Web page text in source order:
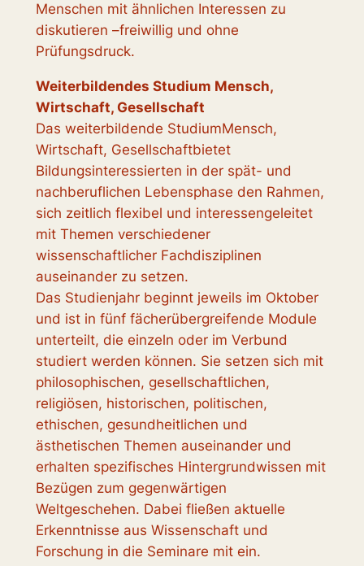
Menschen mit ähnlichen Interessen zu
diskutieren –freiwillig und ohne
Prüfungsdruck.
Weiterbildendes Studium Mensch,
Wirtschaft, Gesellschaft
Das weiterbildende StudiumMensch,
Wirtschaft, Gesellschaftbietet
Bildungsinteressierten in der spät- und
nachberuflichen Lebensphase den Rahmen,
sich zeitlich flexibel und interessengeleitet
mit Themen verschiedener
wissenschaftlicher Fachdisziplinen
auseinander zu setzen.
Das Studienjahr beginnt jeweils im Oktober
und ist in fünf fächerübergreifende Module
unterteilt, die einzeln oder im Verbund
studiert werden können. Sie setzen sich mit
philosophischen, gesellschaftlichen,
religiösen, historischen, politischen,
ethischen, gesundheitlichen und
ästhetischen Themen auseinander und
erhalten spezifisches Hintergrundwissen mit
Bezügen zum gegenwärtigen
Weltgeschehen. Dabei fließen aktuelle
Erkenntnisse aus Wissenschaft und
Forschung in die Seminare mit ein.